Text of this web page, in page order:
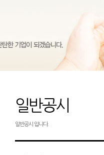
일반공시
일반공시 입니다.